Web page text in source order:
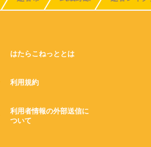
はたらこねっととは
利用規約
利用者情報の外部送信に
ついて